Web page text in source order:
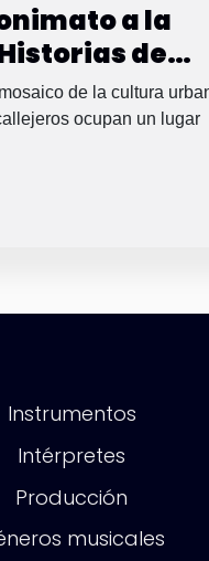
a la
de
de la cultura
ocupan un lugar
Instrumentos
Intérpretes
Producción
musicales